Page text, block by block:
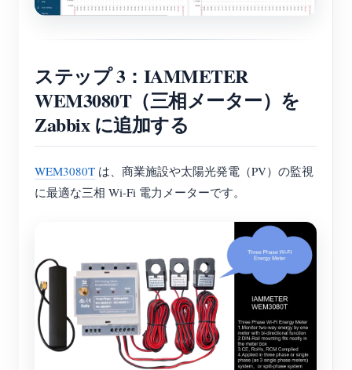
ステップ 3：IAMMETER
WEM3080T（三相メーター）を
Zabbix に追加する
WEM3080T は、商業施設や太陽光発電（PV）の監視
に最適な三相 Wi-Fi 電力メーターです。